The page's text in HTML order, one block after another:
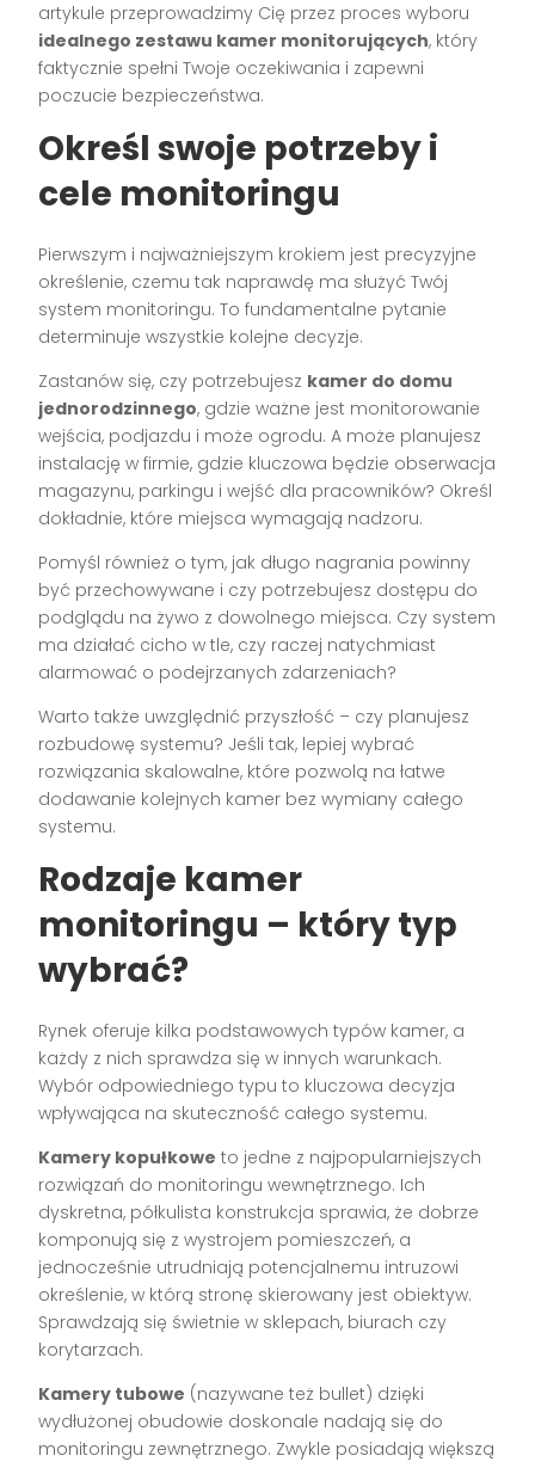
artykule przeprowadzimy Cię przez proces wyboru
idealnego zestawu kamer monitorujących, który
faktycznie spełni Twoje oczekiwania i zapewni
poczucie bezpieczeństwa.
Określ swoje potrzeby i
cele monitoringu
Pierwszym i najważniejszym krokiem jest precyzyjne
określenie, czemu tak naprawdę ma służyć Twój
system monitoringu. To fundamentalne pytanie
determinuje wszystkie kolejne decyzje.
Zastanów się, czy potrzebujesz kamer do domu
jednorodzinnego, gdzie ważne jest monitorowanie
wejścia, podjazdu i może ogrodu. A może planujesz
instalację w firmie, gdzie kluczowa będzie obserwacja
magazynu, parkingu i wejść dla pracowników? Określ
dokładnie, które miejsca wymagają nadzoru.
Pomyśl również o tym, jak długo nagrania powinny
być przechowywane i czy potrzebujesz dostępu do
podglądu na żywo z dowolnego miejsca. Czy system
ma działać cicho w tle, czy raczej natychmiast
alarmować o podejrzanych zdarzeniach?
Warto także uwzględnić przyszłość – czy planujesz
rozbudowę systemu? Jeśli tak, lepiej wybrać
rozwiązania skalowalne, które pozwolą na łatwe
dodawanie kolejnych kamer bez wymiany całego
systemu.
Rodzaje kamer
monitoringu – który typ
wybrać?
Rynek oferuje kilka podstawowych typów kamer, a
każdy z nich sprawdza się w innych warunkach.
Wybór odpowiedniego typu to kluczowa decyzja
wpływająca na skuteczność całego systemu.
Kamery kopułkowe to jedne z najpopularniejszych
rozwiązań do monitoringu wewnętrznego. Ich
dyskretna, półkulista konstrukcja sprawia, że dobrze
komponują się z wystrojem pomieszczeń, a
jednocześnie utrudniają potencjalnemu intruzowi
określenie, w którą stronę skierowany jest obiektyw.
Sprawdzają się świetnie w sklepach, biurach czy
korytarzach.
Kamery tubowe (nazywane też bullet) dzięki
wydłużonej obudowie doskonale nadają się do
monitoringu zewnętrznego. Zwykle posiadają większą